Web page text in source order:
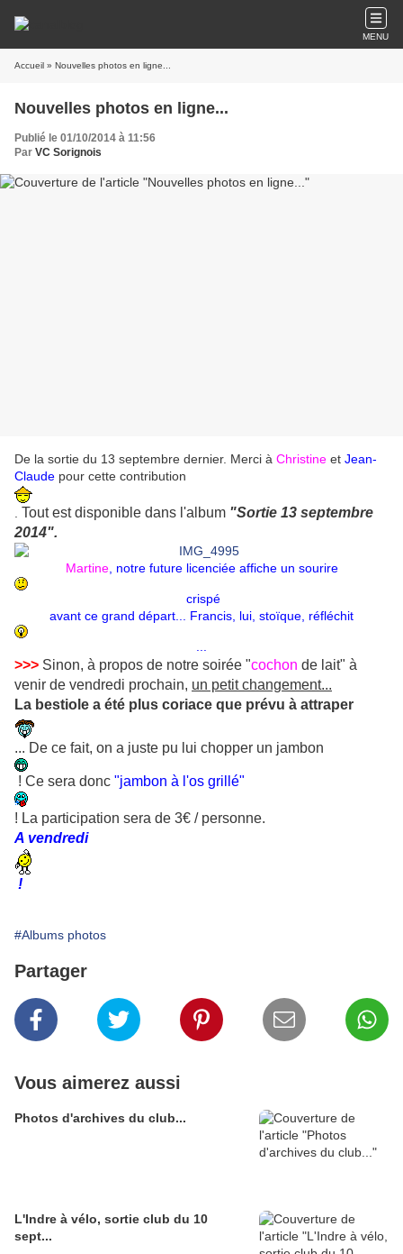
MENU
Accueil » Nouvelles photos en ligne...
Nouvelles photos en ligne...
Publié le 01/10/2014 à 11:56
Par VC Sorignois
De la sortie du 13 septembre dernier. Merci à Christine et Jean-
Claude pour cette contribution
Tout est disponible dans l'album "Sortie 13 septembre
2014".
Martine, notre future licenciée affiche un sourire
crispé
avant ce grand départ... Francis, lui, stoïque, réfléchit
>>> Sinon, à propos de notre soirée "cochon de lait" à
venir de vendredi prochain, un petit changement...
La bestiole a été plus coriace que prévu à attraper
... De ce fait, on a juste pu lui chopper un jambon
! Ce sera donc "jambon à l'os grillé"
! La participation sera de 3€ / personne.
A vendredi
!
#Albums photos
Partager
Vous aimerez aussi
Photos d'archives du club...
L'Indre à vélo, sortie club du 10
sept...